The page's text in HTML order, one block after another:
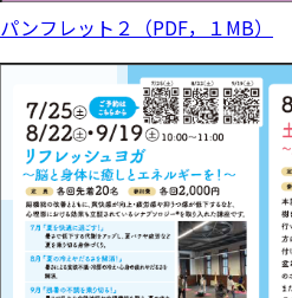
パンフレット２（PDF，１MB）